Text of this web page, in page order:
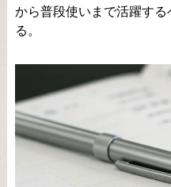
から普段使いまで活躍す
る。